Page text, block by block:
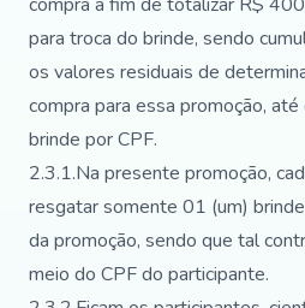
para troca do brinde, sendo
os valores residuais de
compra para essa promoção,
brinde por CPF.
2.3.1.Na presente promoção,
resgatar somente 01 (um)
da promoção, sendo que tal
meio do CPF do participante.